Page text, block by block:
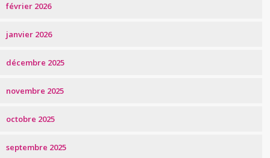
février 2026
janvier 2026
décembre 2025
novembre 2025
octobre 2025
septembre 2025